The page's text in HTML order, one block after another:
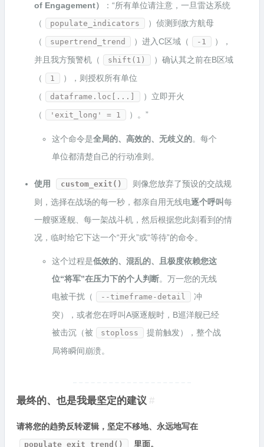
of Engagement）
：“所有单位请注意，一旦雷达系统
（
populate_indicators
）侦测到敌方航母
（
supertrend_trend ）进入C区域（ -1
），
并且我方预警机（
shift(1)
）确认其之前在B区域
（
1
），则授权所有单位
（
dataframe.loc[...]
）立即开火
（
'exit_long' = 1 ）。”
这个命令是全局的、高效的、无歧义的。每个
单位都清楚自己的行动准则。
使用 custom_exit()
则像您放弃了预设的交战规
则，选择在战场的每一秒，都亲自用无线电逐个呼叫每
一艘驱逐舰、每一架战斗机，然后根据您此刻看到的情
况，临时给它下达一个“开火”或“等待”的命令。
这个过程是低效的、混乱的、且极度依赖您这
位“将军”在压力下的个人判断。万一您的无线
电被干扰（
--timeframe-detail
冲
突），或者您在呼叫A驱逐舰时，B巡洋舰已经
被击沉（被
stoploss
提前触发），整个战
局将瞬间崩溃。
最终的、也是我最坚定的建议 #
请将您的趋势反转逻辑，坚定不移地、永远地写在
populate_exit_trend() 里面。